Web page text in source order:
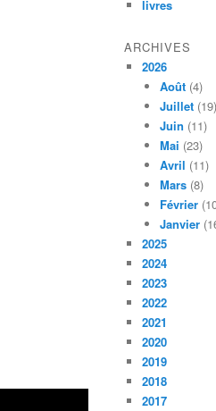
livres
ARCHIVES
2026
Août (4)
Juillet (19)
Juin (11)
Mai (23)
Avril (11)
Mars (8)
Février
Janvier
2025
2024
2023
2022
2021
2020
2019
2018
2017